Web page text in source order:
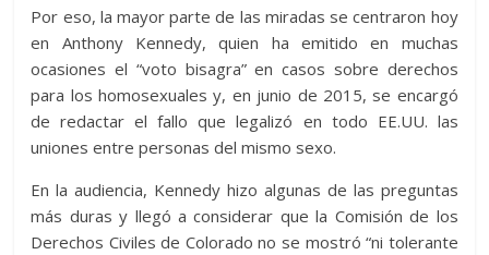
Por eso, la mayor parte de las miradas se centraron hoy
en Anthony Kennedy, quien ha emitido en muchas
ocasiones el “voto bisagra” en casos sobre derechos
para los homosexuales y, en junio de 2015, se encargó
de redactar el fallo que legalizó en todo EE.UU. las
uniones entre personas del mismo sexo.
En la audiencia, Kennedy hizo algunas de las preguntas
más duras y llegó a considerar que la Comisión de los
Derechos Civiles de Colorado no se mostró “ni tolerante